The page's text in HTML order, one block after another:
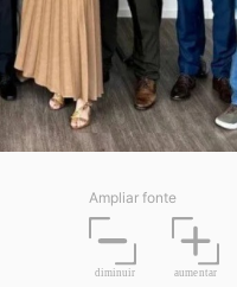
Ampliar fonte
diminuir aumentar